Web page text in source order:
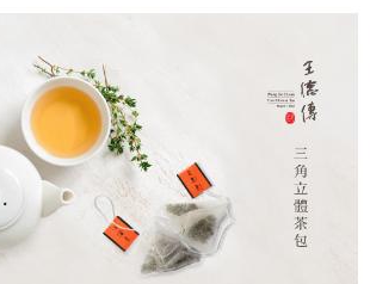
期數及費用金額請依後續交易確認頁面所載為準。
如未前往確認交易或遇審核未通過，訂單將自動取
未通過狀況，表示未達大哥付你分期系統評分，恕無
帳單，「大哥付你分期」於每月結算日後寄送繳費提
單後，可選擇「超商條碼／台灣大直營門市／銀行轉
MONEY」等通路繳費。
付」】
收到商品之後才付款」的支付方式。 讓您購物簡單
員、不需綁卡、不需儲值。
碼，簡訊認證，即可結帳。
／服務後，再付款。
結帳流程】
AFTEE先享後付」後，將跳轉至「AFTEE先享後付」
證並確認金額後，即可完成結帳。
您將收到繳費通知簡訊。
含以上)免運費